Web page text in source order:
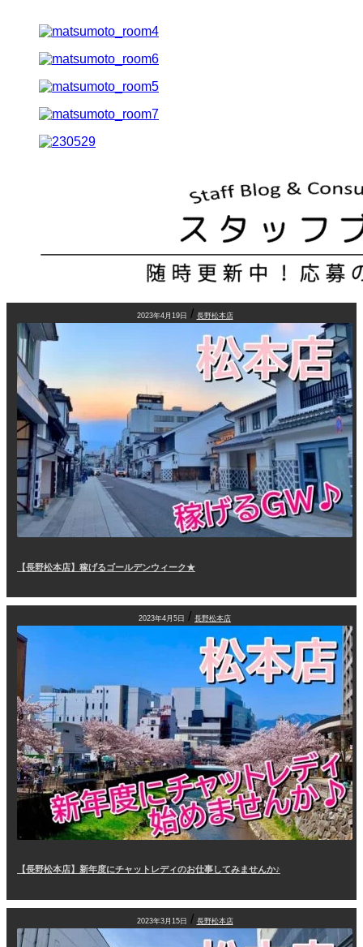
2023年4月19日 / 長野松本店
【長野松本店】稼げるゴールデンウィーク★
2023年4月5日 / 長野松本店
【長野松本店】新年度にチャットレディのお仕事してみませんか♪
2023年3月15日 / 長野松本店